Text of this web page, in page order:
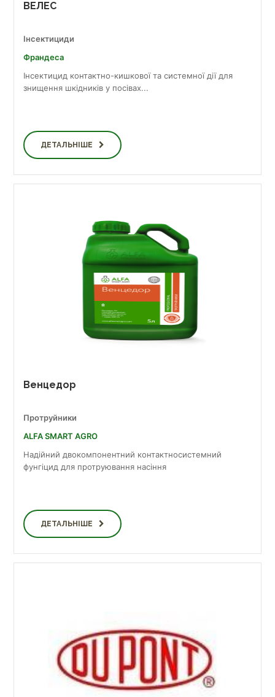
ВЕЛЕС
Інсектициди
Франдеса
Інсектицид контактно-кишкової та системної дії для
знищення шкідників у посівах...
ДЕТАЛЬНІШЕ
Венцедор
Протруйники
ALFA SMART AGRO
Надійний двокомпонентний контактносистемний
фунгіцид для протруювання насіння
ДЕТАЛЬНІШЕ